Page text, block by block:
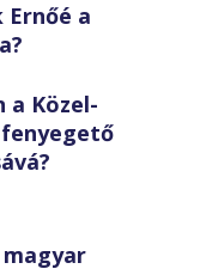
Ernőé a
a Közel-